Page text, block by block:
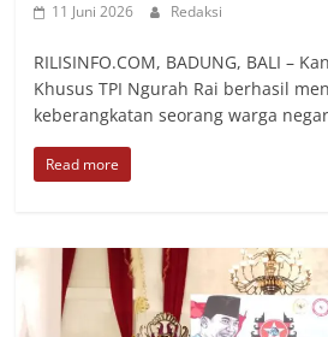
11 Juni 2026 Redaksi
RILISINFO.COM, BADUNG, BALI –
Khusus TPI Ngurah Rai berhasil
keberangkatan seorang warga
Read more